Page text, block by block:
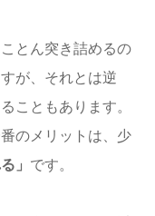
とん突き詰めるの
が、それとは逆
こともあります。
のメリットは、少
」 です。